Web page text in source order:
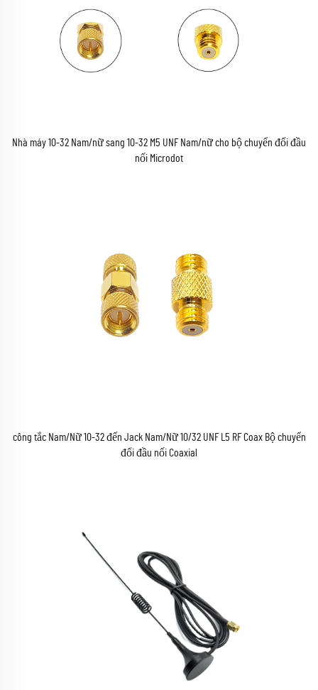
Nhà máy 10-32 Nam/nữ sang 10-32 M5 UNF Nam/nữ cho bộ chuyển đổi đầu
nối Microdot
công tắc Nam/Nữ 10-32 đến Jack Nam/Nữ 10/32 UNF L5 RF Coax Bộ chuyển
đổi đầu nối Coaxial